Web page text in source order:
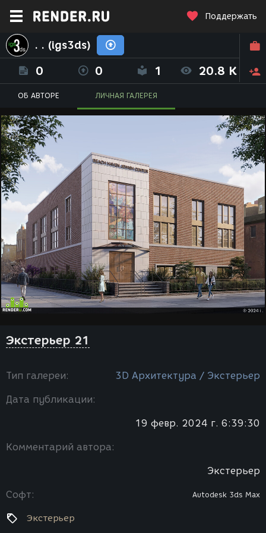
Поддержать
. . (igs3ds)
0 0 1 20.8 K
ОБ АВТОРЕ ЛИЧНАЯ ГАЛЕРЕЯ
Экстерьер 21
Тип галереи: 3D Архитектура / Экстерьер
Дата публикации:
19 февр. 2024 г. 6:39:30
Комментарий автора:
Экстерьер
Софт: Autodesk 3ds Max
Экстерьер